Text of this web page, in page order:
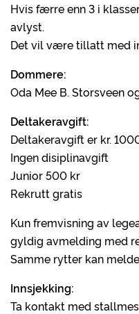
Hvis færre enn 3 i
avlyst.
Det vil være tillatt med
Dommere:
Oda Mee B. Storsveen
Deltakeravgift:
Deltakeravgift er kr.
Ingen disiplinavgift
Junior 500 kr
Rekrutt gratis
Kun fremvisning av
gyldig avmelding med
Samme rytter kan
Innsjekking:
Ta kontakt med